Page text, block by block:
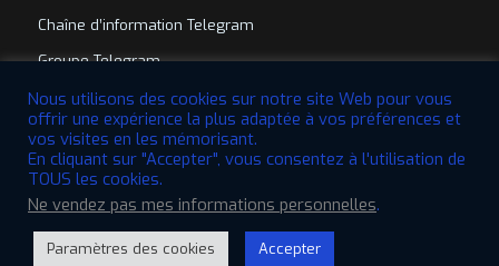
Chaîne d’information Telegram
Groupe Telegram
© 2022 VTBCommunity Foundation. Tous droits réservés. | Conçu par
Nous utilisons des cookies sur notre site Web pour vous
offrir une expérience la plus adaptée à vos préférences et
vos visites en les mémorisant.
En cliquant sur "Accepter", vous consentez à l'utilisation de
TOUS les cookies.
Ne vendez pas mes informations personnelles.
Paramètres des cookies Accepter